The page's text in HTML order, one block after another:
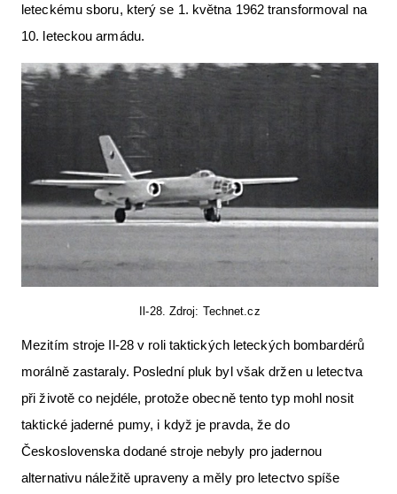
leteckému sboru, který se 1. května 1962 transformoval na
10. leteckou armádu.
Il-28. Zdroj: Technet.cz
Mezitím stroje Il-28 v roli taktických leteckých bombardérů
morálně zastaraly. Poslední pluk byl však držen u letectva
při životě co nejdéle, protože obecně tento typ mohl nosit
taktické jaderné pumy, i když je pravda, že do
Československa dodané stroje nebyly pro jadernou
alternativu náležitě upraveny a měly pro letectvo spíše